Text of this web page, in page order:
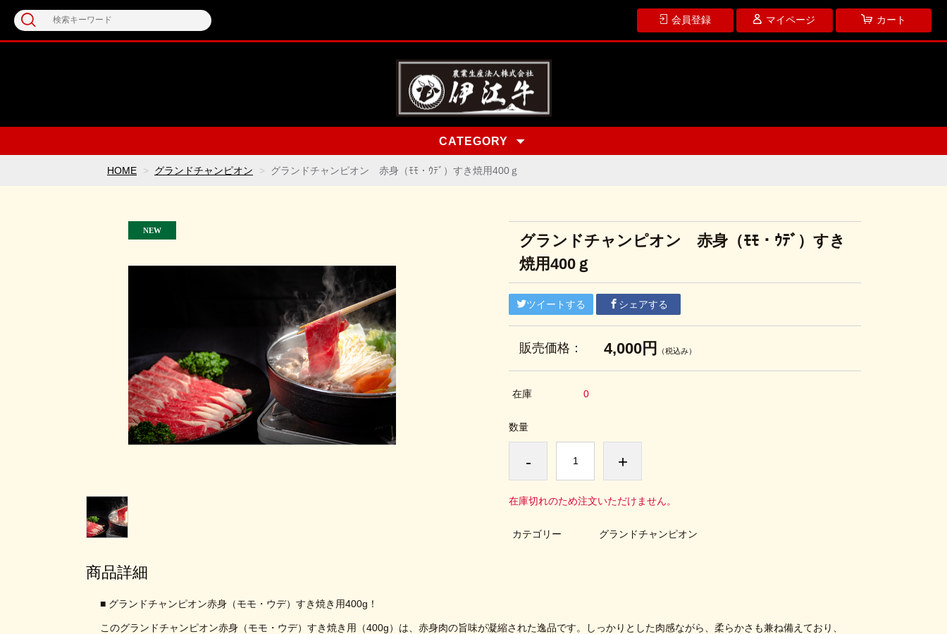
会員登録 マイページ カート
CATEGORY
HOME グランドチャンピオン グランドチャンピオン 赤身（ﾓﾓ・ｳﾃﾞ）すき焼用400ｇ
グランドチャンピオン 赤身（ﾓﾓ・ｳﾃﾞ）すき
焼用400ｇ
ツイートする シェアする
販売価格： 4,000円 （税込み）
在庫 0
数量
- +
在庫切れのため注文いただけません。
カテゴリー グランドチャンピオン
商品詳細
■ グランドチャンピオン赤身（モモ・ウデ）すき焼き用400g！
このグランドチャンピオン赤身（モモ・ウデ）すき焼き用（400g）は、赤身肉の旨味が凝縮された逸品です。しっかりとした肉感ながら、柔らかさも兼ね備えており、